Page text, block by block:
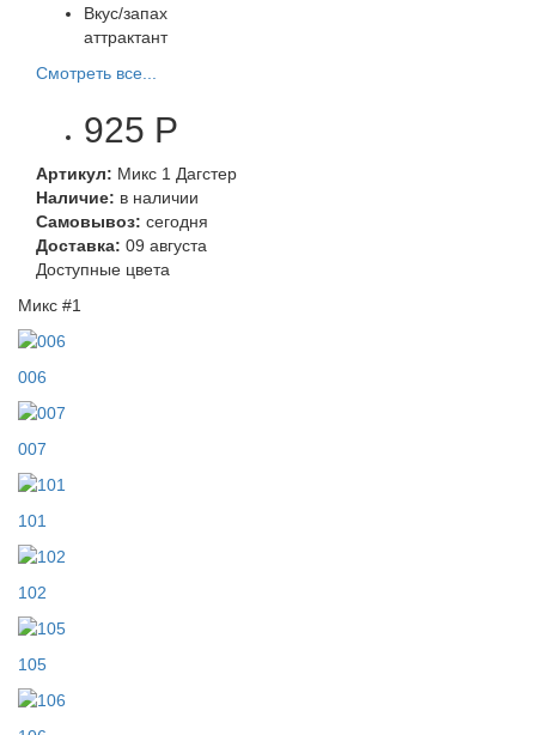
Вкус/запах
аттрактант
Смотреть все...
925 Р
Артикул: Микс 1 Дагстер
Наличие: в наличии
Самовывоз: сегодня
Доставка: 09 августа
Доступные цвета
Микс #1
006
007
101
102
105